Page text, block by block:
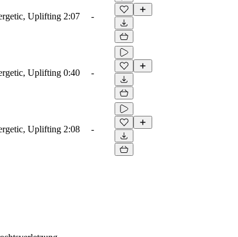
Uplifting 2:07 -
Uplifting 0:40 -
Uplifting 2:08 -